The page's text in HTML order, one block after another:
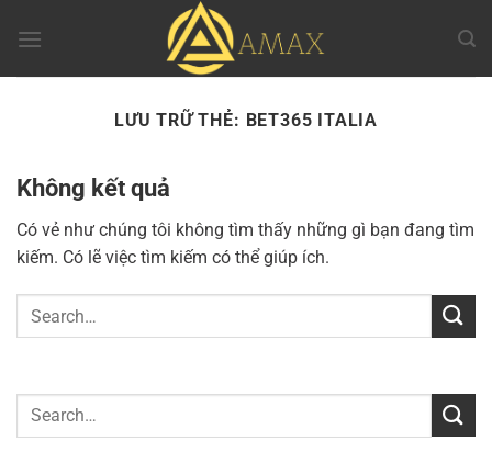
đến
LƯU TRỮ THẺ: BET365 ITALIA
Không kết quả
Có vẻ như chúng tôi không tìm thấy những gì bạn đang tìm
kiếm. Có lẽ việc tìm kiếm có thể giúp ích.